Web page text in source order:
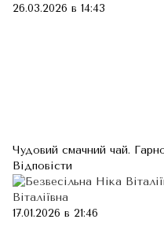
26.03.2026 в 14:43
Чудовий смачний чай.
Відповісти
Віталіївна
17.01.2026 в 21:46